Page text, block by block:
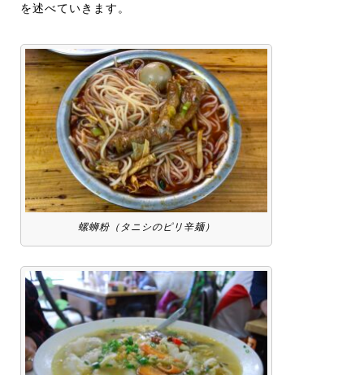
を述べていきます。
螺蛳粉（タニシのピリ辛麺）